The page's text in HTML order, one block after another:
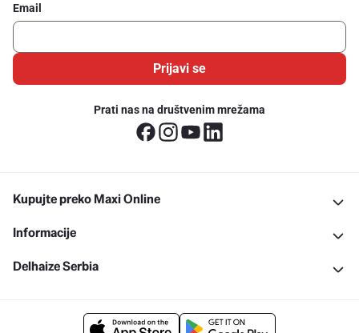
Email
Prijavi se
Prati nas na društvenim mrežama
Kupujte preko Maxi Online
Informacije
Delhaize Serbia